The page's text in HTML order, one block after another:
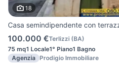
18
Casa semindipendente con
100.000 €Terlizzi (BA)
75 mq1 Locale1° Piano1 Bagno
Agenzia
Prodigio Immobiliare